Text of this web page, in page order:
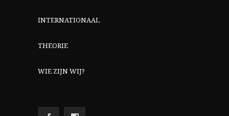
INTERNATIONAAL
THEORIE
WIE ZIJN WIJ?